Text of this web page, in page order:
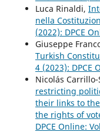
Luca Rinaldi,
nella
(2022): DPCE
Giuseppe
Turkish
4 (2023): DPCE
Nicolás
restricting
their links to
the rights of
DPCE Online: